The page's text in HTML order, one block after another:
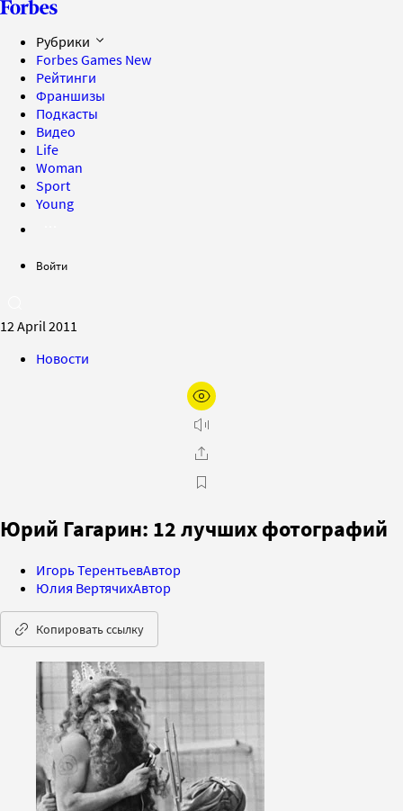
Рубрики
Forbes Games New
Рейтинги
Франшизы
Подкасты
Видео
Life
Woman
Sport
Young
Войти
12 April 2011
Новости
Юрий Гагарин: 12 лучших фотографий
Игорь ТерентьевАвтор
Юлия ВертячихАвтор
Копировать ссылку